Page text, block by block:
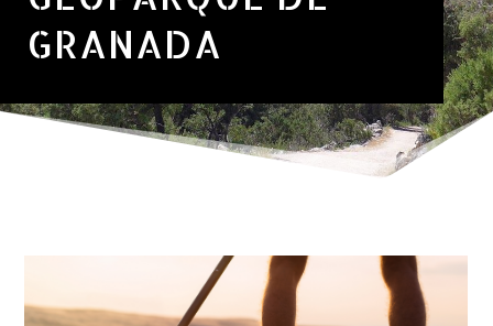
GRANADA